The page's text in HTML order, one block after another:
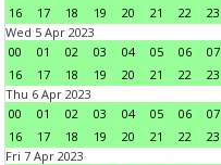
16
17 18 19 20 21 22
23
Wed 5 Apr 2023
00
01 02 03 04 05 06 07
16
17 18 19 20 21 22
23
Thu 6 Apr 2023
00
01 02 03 04 05 06 07
16
17 18 19 20 21 22
23
Fri 7 Apr 2023